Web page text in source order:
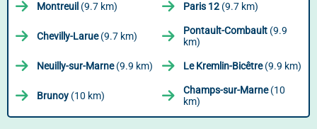
Montreuil (9.7 km) Paris 12 (9.7 km)
Chevilly-Larue(9.7 km) Pontault-Combault (9.9
km)
Neuilly-sur-Marne(9.9 km) Le Kremlin-Bicêtre(9.9 km)
Brunoy (10 km) Champs-sur-Marne(10
km)